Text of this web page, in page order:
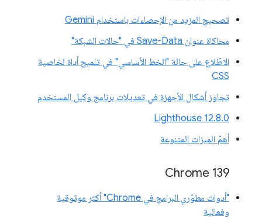
تصحيح المزيد من الإحصاءات باستخدام Gemini
محاكاة عنوان Save-Data في "حالات الشبكة"
الاطّلاع على حالة "الخط الأساسي" في تلميح أداة لخاصية
CSS
تجاوز أشكال الأجهزة في تعديلات برنامج وكيل المستخدم
‫Lighthouse 12.8.0
أهمّ الميزات المتنوعة
‫Chrome 139
"أدوات مطوّري البرامج في Chrome" أكثر موثوقية
وفعالية